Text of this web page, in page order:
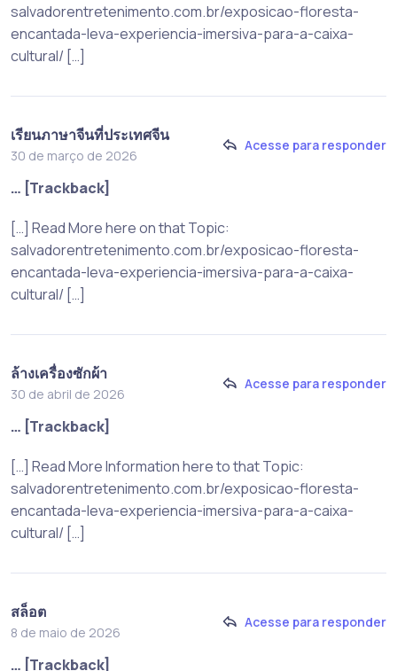
salvadorentretenimento.com.br/exposicao-floresta-
encantada-leva-experiencia-imersiva-para-a-caixa-
cultural/ […]
เรียนภาษาจีนที่ประเทศจีน
30 de março de 2026
Acesse para responder
… [Trackback]
[…] Read More here on that Topic:
salvadorentretenimento.com.br/exposicao-floresta-
encantada-leva-experiencia-imersiva-para-a-caixa-
cultural/ […]
ล้างเครื่องซักผ้า
30 de abril de 2026
Acesse para responder
… [Trackback]
[…] Read More Information here to that Topic:
salvadorentretenimento.com.br/exposicao-floresta-
encantada-leva-experiencia-imersiva-para-a-caixa-
cultural/ […]
สล็อต
8 de maio de 2026
Acesse para responder
… [Trackback]